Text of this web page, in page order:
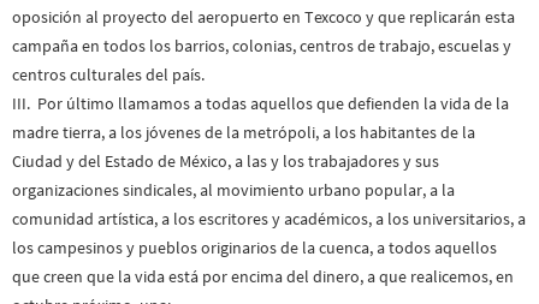
oposición al proyecto del aeropuerto en Texcoco y que replicarán esta
campaña en todos los barrios, colonias, centros de trabajo, escuelas y
centros culturales del país.
III. Por último llamamos a todas aquellos que defienden la vida de la
madre tierra, a los jóvenes de la metrópoli, a los habitantes de la
Ciudad y del Estado de México, a las y los trabajadores y sus
organizaciones sindicales, al movimiento urbano popular, a la
comunidad artística, a los escritores y académicos, a los universitarios, a
los campesinos y pueblos originarios de la cuenca, a todos aquellos
que creen que la vida está por encima del dinero, a que realicemos, en